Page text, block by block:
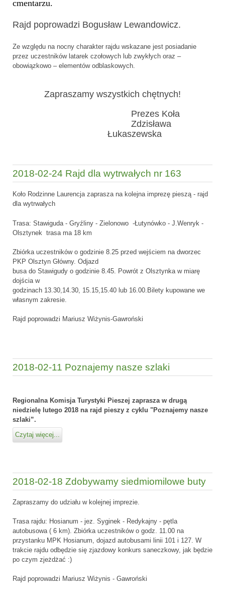
cmentarzu.
Rajd poprowadzi Bogusław Lewandowicz.
Ze względu na nocny charakter rajdu wskazane jest posiadanie
przez uczestników latarek czołowych lub zwykłych oraz –
obowiązkowo – elementów odblaskowych.
Zapraszamy wszystkich chętnych!
Prezes Koła
Zdzisława
Łukaszewska
2018-02-24 Rajd dla wytrwałych nr 163
Koło Rodzinne Laurencja zaprasza na kolejna imprezę pieszą - rajd
dla wytrwałych
Trasa: Stawiguda - Gryźliny - Zielonowo -Łutynówko - J.Wenryk -
Olsztynek trasa ma 18 km
Zbiórka uczestników o godzinie 8.25 przed wejściem na dworzec
PKP Olsztyn Główny. Odjazd
busa do Stawigudy o godzinie 8.45. Powrót z Olsztynka w miarę
dojścia w
godzinach 13.30,14.30, 15.15,15.40 lub 16.00.Bilety kupowane we
własnym zakresie.
Rajd poprowadzi Mariusz Wiżynis-Gawroński
2018-02-11 Poznajemy nasze szlaki
Regionalna Komisja Turystyki Pieszej zaprasza w drugą
niedzielę lutego 2018 na rajd pieszy z cyklu "Poznajemy nasze
szlaki”.
Czytaj więcej...
2018-02-18 Zdobywamy siedmiomilowe buty
Zapraszamy do udziału w kolejnej imprezie.
Trasa rajdu: Hosianum - jez. Syginek - Redykajny - pętla
autobusowa ( 6 km). Zbiórka uczestników o godz. 11.00 na
przystanku MPK Hosianum, dojazd autobusami linii 101 i 127. W
trakcie rajdu odbędzie się zjazdowy konkurs saneczkowy, jak będzie
po czym zjeżdżać :)
Rajd poprowadzi Mariusz Wiżynis - Gawroński